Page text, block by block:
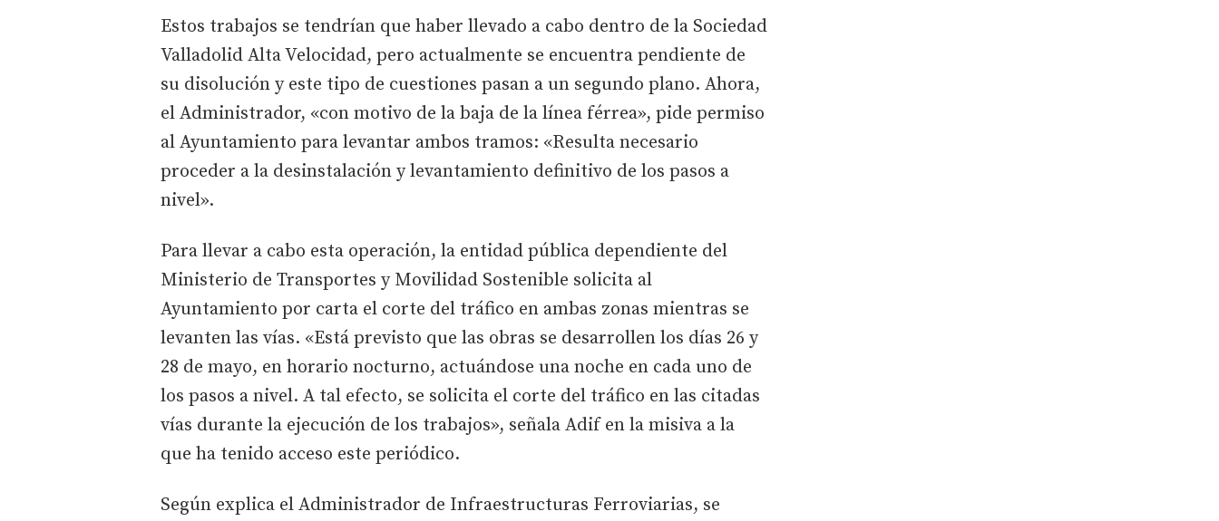
Estos trabajos se tendrían que haber llevado a cabo dentro de la Sociedad
Valladolid Alta Velocidad, pero actualmente se encuentra pendiente de
su disolución y este tipo de cuestiones pasan a un segundo plano. Ahora,
el Administrador, «con motivo de la baja de la línea férrea», pide permiso
al Ayuntamiento para levantar ambos tramos: «Resulta necesario
proceder a la desinstalación y levantamiento definitivo de los pasos a
nivel».
Para llevar a cabo esta operación, la entidad pública dependiente del
Ministerio de Transportes y Movilidad Sostenible solicita al
Ayuntamiento por carta el corte del tráfico en ambas zonas mientras se
levanten las vías. «Está previsto que las obras se desarrollen los días 26 y
28 de mayo, en horario nocturno, actuándose una noche en cada uno de
los pasos a nivel. A tal efecto, se solicita el corte del tráfico en las citadas
vías durante la ejecución de los trabajos», señala Adif en la misiva a la
que ha tenido acceso este periódico.
Según explica el Administrador de Infraestructuras Ferroviarias, se